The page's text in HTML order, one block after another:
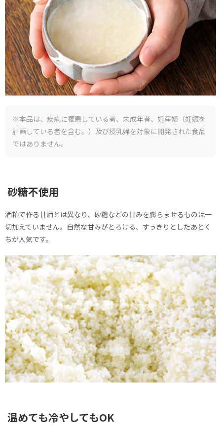
※本品は、疾病に罹患している者、未成年者、妊産婦（妊娠を
計画している者を含む。）及び授乳婦を対象に開発された食品
ではありません。
砂糖不使用
酒粕で作る甘酒とは異なり、砂糖などの甘みを膨らませるものは一
切加えていません。自然な甘みがとろける、すっきりとしたあとく
ちが人気です。
温めても冷やしてもOK